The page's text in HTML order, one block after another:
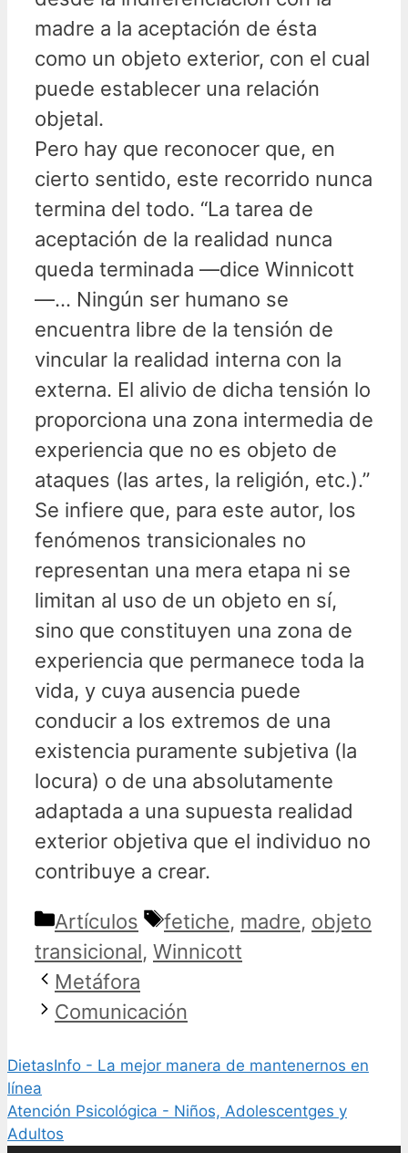
madre a la aceptación de ésta
como un objeto exterior, con el cual
puede establecer una relación
objetal.
Pero hay que reconocer que, en
cierto sentido, este recorrido nunca
termina del todo. “La tarea de
aceptación de la realidad nunca
queda terminada —dice Winnicott
—… Ningún ser humano se
encuentra libre de la tensión de
vincular la realidad interna con la
externa. El alivio de dicha tensión lo
proporciona una zona intermedia de
experiencia que no es objeto de
ataques (las artes, la religión, etc.).”
Se infiere que, para este autor, los
fenómenos transicionales no
representan una mera etapa ni se
limitan al uso de un objeto en sí,
sino que constituyen una zona de
experiencia que permanece toda la
vida, y cuya ausencia puede
conducir a los extremos de una
existencia puramente subjetiva (la
locura) o de una absolutamente
adaptada a una supuesta realidad
exterior objetiva que el individuo no
contribuye a crear.
Categorías
Artículos Etiquetas
fetiche, madre, objeto
transicional, Winnicott
Metáfora
Comunicación
DietasInfo - La mejor manera de mantenernos en
línea
Atención Psicológica - Niños, Adolescentges y
Adultos